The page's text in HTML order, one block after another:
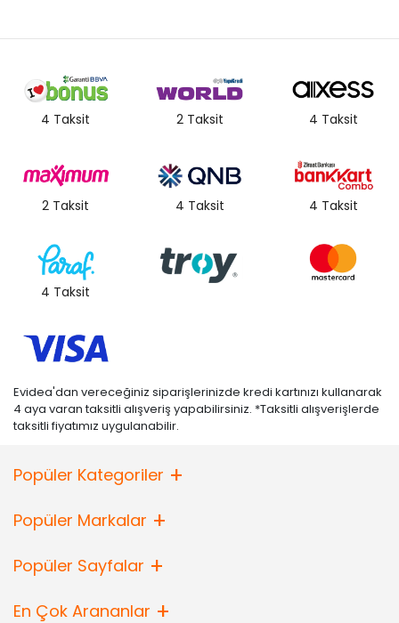
4 Taksit 2 Taksit 4 Taksit
2 Taksit 4 Taksit 4 Taksit
4 Taksit
Evidea'dan vereceğiniz siparişlerinizde kredi kartınızı kullanarak
4 aya varan taksitli alışveriş yapabilirsiniz. *Taksitli alışverişlerde
taksitli fiyatımız uygulanabilir.
Popüler Kategoriler
Popüler Markalar
Popüler Sayfalar
En Çok Arananlar